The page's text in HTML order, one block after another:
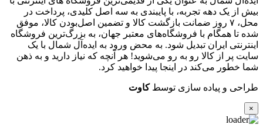
بیش از یک دهه تجربه، با پایبندی به سه اصل کلیدی، پرداخت در
محل، ۷ روز ضمانت بازگشت کالا و تضمین اصل‌بودن کالا، موفق
شده تا همگام با فروشگاه‌های معتبر جهان، به بزرگ‌ترین فروشگاه
اینترنتی ایران تبدیل شود. به محض ورود به ایده‌آل شمال با یک
سایت پر از کالا رو به رو می‌شوید! هر آنچه که نیاز دارید و به ذهن
شما خطور می‌کند در اینجا پیدا خواهید کرد.
طراحی و پیاده سازی توسطکاوت
×